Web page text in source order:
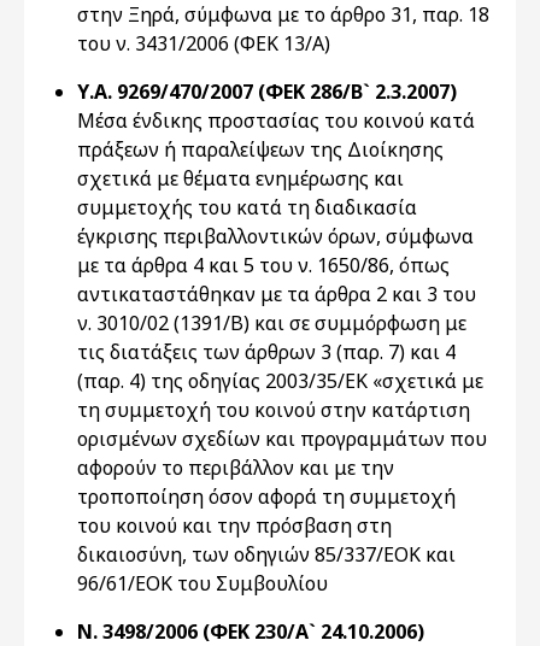
στην Ξηρά, σύμφωνα με το άρθρο 31, παρ. 18
του ν. 3431/2006 (ΦΕΚ 13/Α)
Υ.Α. 9269/470/2007 (ΦΕΚ 286/Β` 2.3.2007)
Μέσα ένδικης προστασίας του κοινού κατά
πράξεων ή παραλείψεων της Διοίκησης
σχετικά με θέματα ενημέρωσης και
συμμετοχής του κατά τη διαδικασία
έγκρισης περιβαλλοντικών όρων, σύμφωνα
με τα άρθρα 4 και 5 του ν. 1650/86, όπως
αντικαταστάθηκαν με τα άρθρα 2 και 3 του
ν. 3010/02 (1391/Β) και σε συμμόρφωση με
τις διατάξεις των άρθρων 3 (παρ. 7) και 4
(παρ. 4) της οδηγίας 2003/35/ΕΚ «σχετικά με
τη συμμετοχή του κοινού στην κατάρτιση
ορισμένων σχεδίων και προγραμμάτων που
αφορούν το περιβάλλον και με την
τροποποίηση όσον αφορά τη συμμετοχή
του κοινού και την πρόσβαση στη
δικαιοσύνη, των οδηγιών 85/337/ΕΟΚ και
96/61/ΕΟΚ του Συμβουλίου
Ν. 3498/2006 (ΦΕΚ 230/Α` 24.10.2006)